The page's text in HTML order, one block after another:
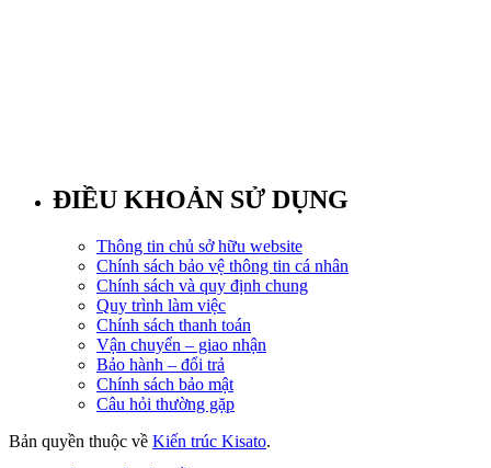
ĐIỀU KHOẢN SỬ DỤNG
Thông tin chủ sở hữu website
Chính sách bảo vệ thông tin cá nhân
Chính sách và quy định chung
Quy trình làm việc
Chính sách thanh toán
Vận chuyển – giao nhận
Bảo hành – đổi trả
Chính sách bảo mật
Câu hỏi thường gặp
Bản quyền thuộc về Kiến trúc Kisato.